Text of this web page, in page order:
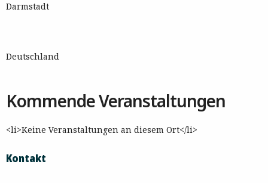
Darmstadt
Deutschland
Kommende Veranstaltungen
<li>Keine Veranstaltungen an diesem Ort</li>
Kontakt